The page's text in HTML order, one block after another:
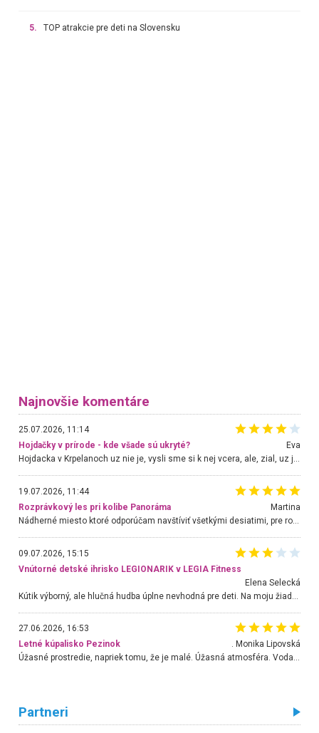
5. TOP atrakcie pre deti na Slovensku
Najnovšie komentáre
25.07.2026, 11:14
Hojdačky v prírode - kde všade sú ukryté?
Eva
Hojdacka v Krpelanoch uz nie je, vysli sme si k nej vcera, ale, zial, uz je znicena. Ak sem planujete cestu len kvoli hojdacke, mozete si ju usetrit. Krasny vyhlad je tu vsak aj bez hojdacky :-)
19.07.2026, 11:44
Rozprávkový les pri kolibe Panoráma
Martina
Nádherné miesto ktoré odporúčam navštíviť všetkými desiatimi, pre rodiny s deťmi, dôchodcom... Proste a jednoducho ozaj rozprávkový les.. určite ešte prídeme. Odniesli sme si na pamiatku krásne tričká,
09.07.2026, 15:15
Vnútorné detské ihrisko LEGIONARIK v LEGIA Fitness
Elena Selecká
27.06.2026, 16:53
Letné kúpalisko Pezinok
. Monika Lipovská
Úžasné prostredie, napriek tomu, že je malé. Úžasná atmosféra. Voda fantastická a nádherná. Ľudí je pomerne veľa, ale su mili a ohľaduplní. Je veľmi zaujímavé sledovať, ako dokážu spolu športovať cudzí ľudia a bez ohľadu na vek. Vládne tu pohoda. Vnuka neviem dostať z vody. Ďakujem za krásny deň . Urcite sa sem vrátim. Jediný problém je s parkovaním, ale aj ten sa mi podarilo vyriešiť. Monika Bratislava
Partneri